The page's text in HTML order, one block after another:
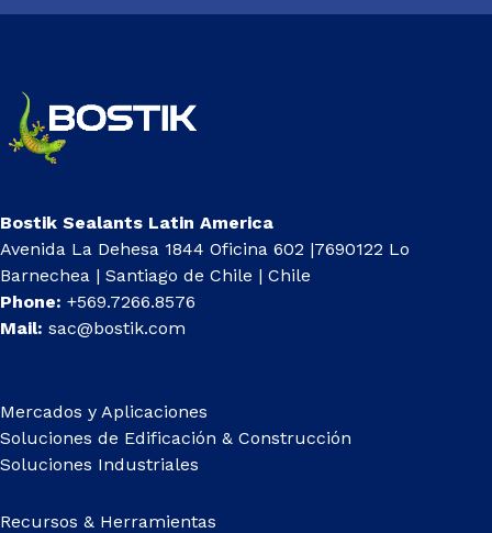
Bostik Sealants Latin America
Avenida La Dehesa 1844 Oficina 602 |7690122 Lo
Barnechea | Santiago de Chile | Chile
Phone: +569.7266.8576
Mail: sac@bostik.com
Mercados y Aplicaciones
Soluciones de Edificación & Construcción
Soluciones Industriales
Recursos & Herramientas